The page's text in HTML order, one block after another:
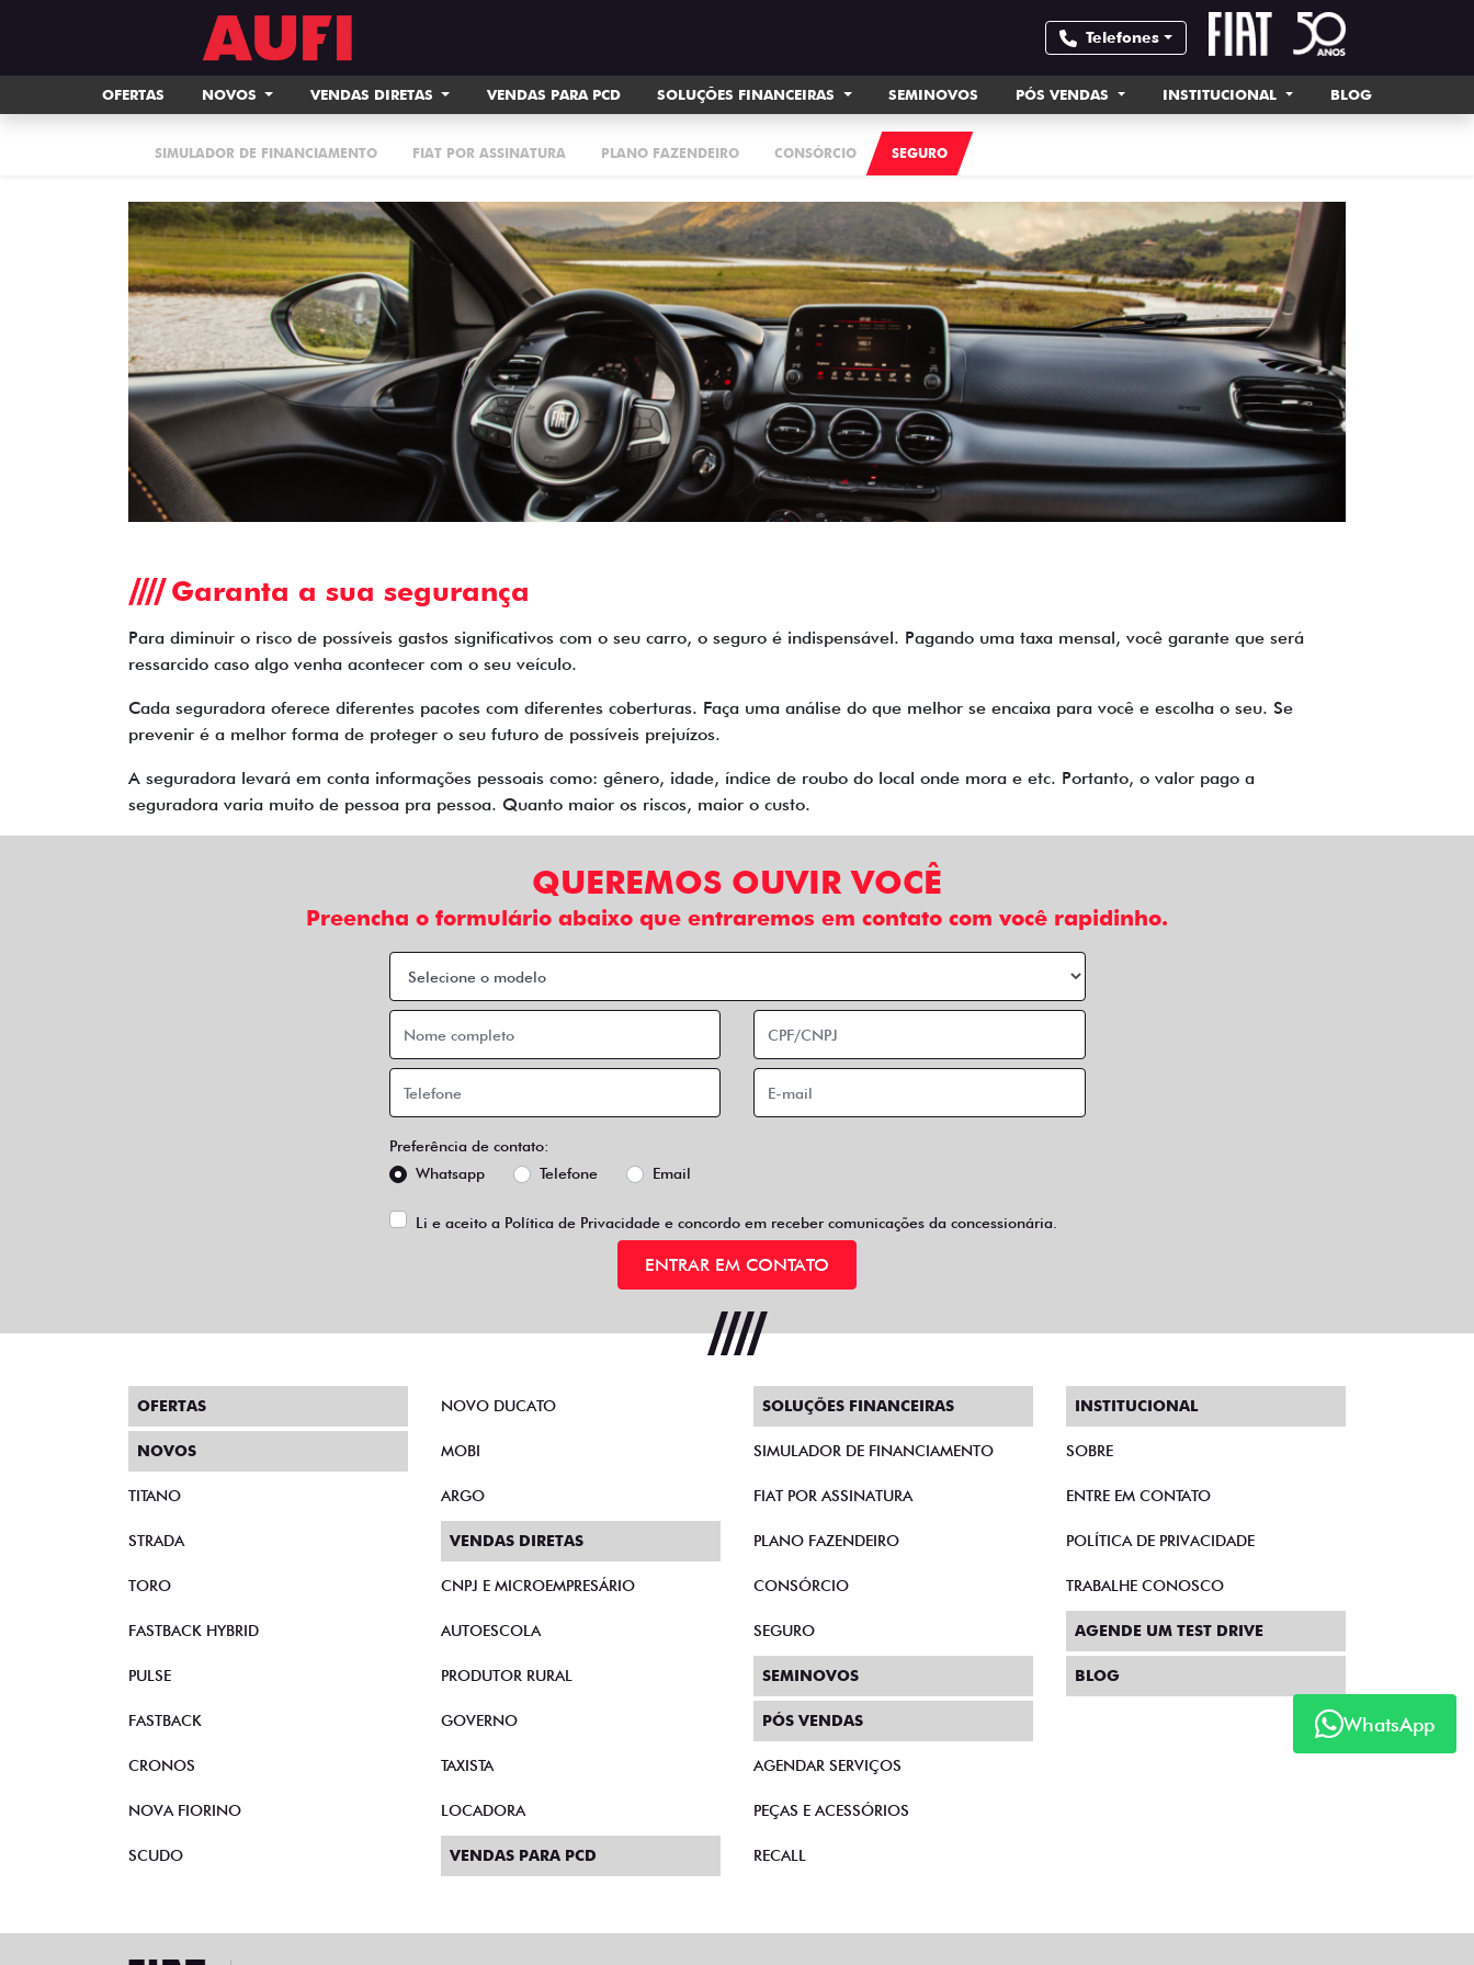
Telefones
OFERTAS NOVOS VENDAS DIRETAS VENDAS PARA PCD SOLUÇÕES FINANCEIRAS SEMINOVOS PÓS VENDAS INSTITUCIONAL BLOG
SIMULADOR DE FINANCIAMENTO FIAT POR ASSINATURA PLANO FAZENDEIRO CONSÓRCIO SEGURO
Garanta a sua segurança
Para diminuir o risco de possíveis gastos significativos com o seu carro, o seguro é indispensável. Pagando uma taxa mensal, você garante que será
ressarcido caso algo venha acontecer com o seu veículo.
Cada seguradora oferece diferentes pacotes com diferentes coberturas. Faça uma análise do que melhor se encaixa para você e escolha o seu. Se
prevenir é a melhor forma de proteger o seu futuro de possíveis prejuízos.
A seguradora levará em conta informações pessoais como: gênero, idade, índice de roubo do local onde mora e etc. Portanto, o valor pago a
seguradora varia muito de pessoa pra pessoa. Quanto maior os riscos, maior o custo.
QUEREMOS OUVIR VOCÊ
Preencha o formulário abaixo que entraremos em contato com você rapidinho.
Preferência de contato:
Whatsapp
Telefone Email
Li e aceito a Política de Privacidadee concordo em receber comunicações da concessionária.
ENTRAR EM CONTATO
WhatsApp
OFERTAS
NOVOS
TITANO
STRADA
TORO
FASTBACK HYBRID
PULSE
FASTBACK
CRONOS
NOVA FIORINO
SCUDO
NOVO DUCATO
MOBI
ARGO
VENDAS DIRETAS
CNPJ E MICROEMPRESÁRIO
AUTOESCOLA
PRODUTOR RURAL
GOVERNO
TAXISTA
LOCADORA
VENDAS PARA PCD
SOLUÇÕES FINANCEIRAS
SIMULADOR DE FINANCIAMENTO
FIAT POR ASSINATURA
PLANO FAZENDEIRO
CONSÓRCIO
SEGURO
SEMINOVOS
PÓS VENDAS
AGENDAR SERVIÇOS
PEÇAS E ACESSÓRIOS
RECALL
INSTITUCIONAL
SOBRE
ENTRE EM CONTATO
POLÍTICA DE PRIVACIDADE
TRABALHE CONOSCO
AGENDE UM TEST DRIVE
BLOG